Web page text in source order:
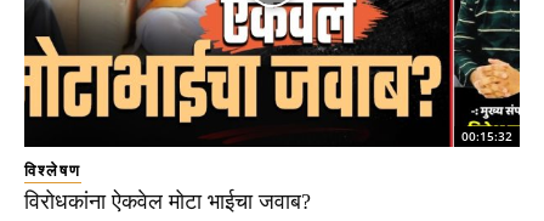
00:15:32
विश्लेषण
विरोधकांना ऐकवेल मोटा भाईचा जवाब?